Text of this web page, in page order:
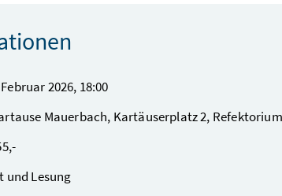
2026, 18:00
Mauerbach, Kartäuserplatz2, Refektorium
und Lesung